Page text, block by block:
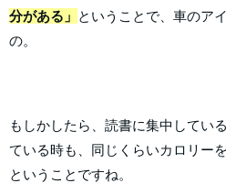
分がある」 ということで、車のア
の。
もしかしたら、読書に集中してい
ている時も、同じくらいカロリー
ということですね。